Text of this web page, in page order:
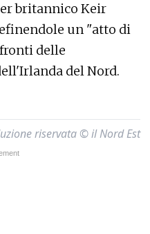
britannico Keir
un "atto di
delle
del Nord.
riservata © il Nord Est